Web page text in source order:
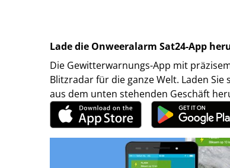
Lade die Onweeralarm Sat24-App
Die Gewitterwarnungs-App mit
Blitzradar für die ganze Welt. Laden Sie
aus dem unten stehenden Geschäft